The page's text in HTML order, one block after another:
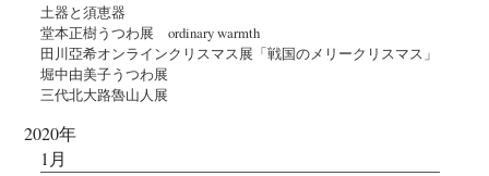
土器と須恵器
堂本正樹うつわ展 ordinary warmth
田川亞希オンラインクリスマス展「戦国のメリークリスマス」
堀中由美子うつわ展
三代北大路魯山人展
2020年
1月